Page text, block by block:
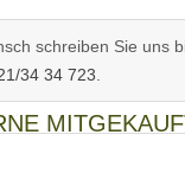
schreiben Sie uns
34 34 723.